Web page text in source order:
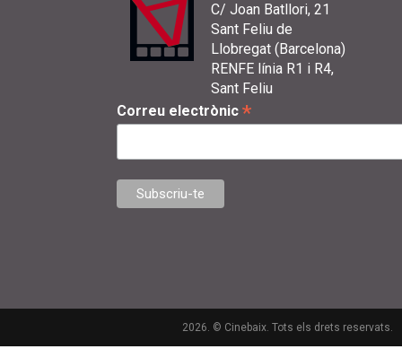
C/ Joan Batllori, 21
Sant Feliu de
Llobregat (Barcelona)
RENFE línia R1 i R4,
Sant Feliu
Correu electrònic *
2026. © Cinebaix. Tots els drets reservats.